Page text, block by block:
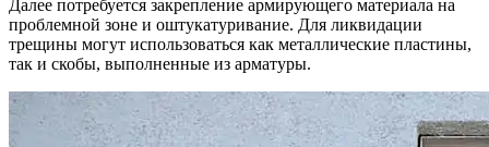
Далее потребуется закрепление армирующего материала на
проблемной зоне и оштукатуривание. Для ликвидации
трещины могут использоваться как металлические пластины,
так и скобы, выполненные из арматуры.